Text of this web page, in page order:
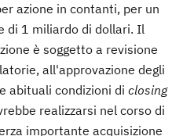
azione in contanti, per un
di 1 miliardo di dollari. Il
è soggetto a revisione
all'approvazione degli
abituali condizioni di closing
realizzarsi nel corso di
importante acquisizione